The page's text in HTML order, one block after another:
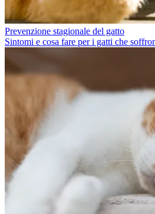
Prevenzione stagionale del gatto
Sintomi e cosa fare per i gatti che